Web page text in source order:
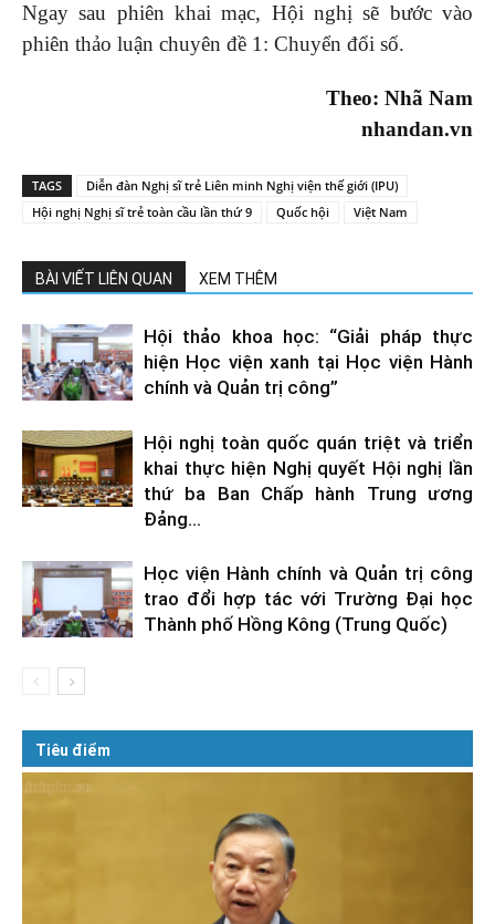
Ngay sau phiên khai mạc, Hội nghị sẽ bước vào
phiên thảo luận chuyên đề 1: Chuyển đổi số.
Theo: Nhã Nam
nhandan.vn
TAGS
Diễn đàn Nghị sĩ trẻ Liên minh Nghị viện thế giới (IPU)
Hội nghị Nghị sĩ trẻ toàn cầu lần thứ 9
Quốc hội Việt Nam
BÀI VIẾT LIÊN QUAN XEM THÊM
Hội thảo khoa học: “Giải pháp thực
hiện Học viện xanh tại Học viện Hành
chính và Quản trị công”
Hội nghị toàn quốc quán triệt và triển
khai thực hiện Nghị quyết Hội nghị lần
thứ ba Ban Chấp hành Trung ương
Đảng...
Học viện Hành chính và Quản trị công
trao đổi hợp tác với Trường Đại học
Thành phố Hồng Kông (Trung Quốc)
Tiêu điểm